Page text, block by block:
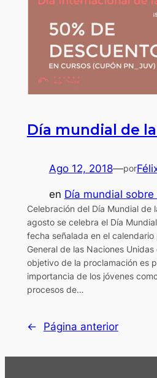
Día mundial de
Ago 12, 2018—por
en Día mundial
Celebración del Día Mundial de
agosto se celebra el Día
fecha señalada en el calendario
General de las Naciones
objetivo de la proclamación es
importancia de los jóvenes
procesos de…
← Página anterior